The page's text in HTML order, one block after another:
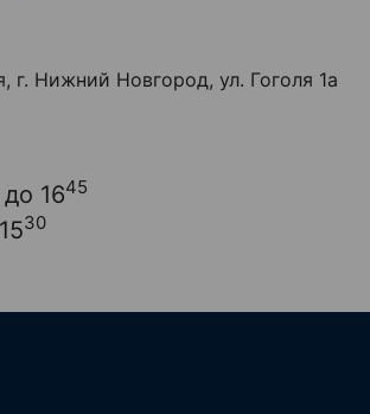
г. Нижний Новгород, ул. Гоголя 1а
до 1645
30